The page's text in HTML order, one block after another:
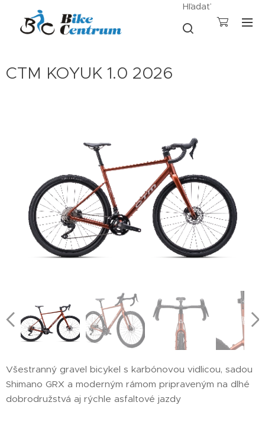
Hľadať
CTM KOYUK 1.0 2026
Všestranný gravel bicykel s karbónovou vidlicou, sadou
Shimano GRX a moderným rámom pripraveným na dlhé
dobrodružstvá aj rýchle asfaltové jazdy